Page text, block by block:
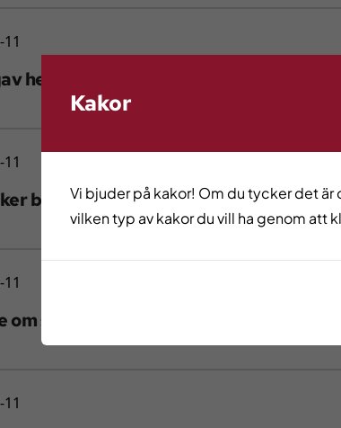
henne jobb på välkänt spahotell
behövs i Göteborgsregionen
om sig, snabbt och nära hemmet
Kakor
Vi bjuder på kakor! Om du tycker det är
vilken typ av kakor du vill ha genom att